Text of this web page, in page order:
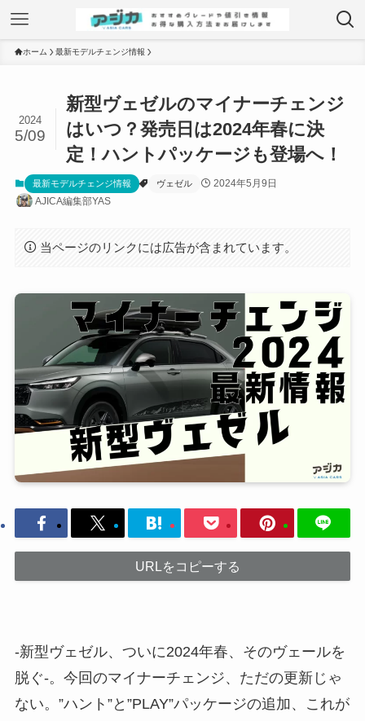
ホーム 最新モデルチェンジ情報
新型ヴェゼルのマイナーチェンジ
はいつ？発売日は2024年春に決
定！ハントパッケージも登場へ！
2024
5/09
最新モデルチェンジ情報 ヴェゼル
2024年5月9日
AJICA編集部YAS
当ページのリンクには広告が含まれています。
URLをコピーする
-新型ヴェゼル、ついに2024年春、そのヴェールを
脱ぐ-。今回のマイナーチェンジ、ただの更新じゃ
ない。”ハント”と”PLAY”パッケージの追加、これが